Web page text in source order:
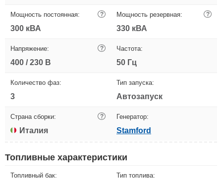
Мощность постоянная: ?
300 кВА
Мощность резервная: ?
330 кВА
Напряжение: ?
400 / 230 В
Частота:
50 Гц
Количество фаз:
3
Тип запуска:
Автозапуск
Страна сборки: ?
Италия
Генератор:
Stamford
Топливные характеристики
Топливный бак: Тип топлива: